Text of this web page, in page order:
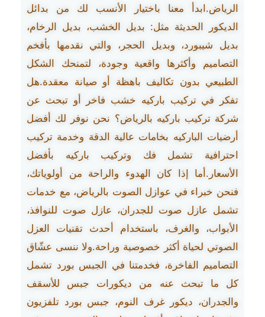
الرياض.ابدأ معنا باختيار الأنسب لك من بدائل
الديكور الحديثة مثل: بديل الخشب، بديل الرخام،
بديل شيبورد، وبديل الحجر، والتي نقدمها بأفخم
التصاميم وأكثرها واقعية وجودة، لتمنحك الشكل
الطبيعي بدون تكاليف باهظة أو صيانة معقدة.هل
تفكر في تركيب باركيه خشب فاخر أو تبحث عن
شركة تركيب باركيه بالرياض؟ نحن نوفر لك أفضل
أرضيات الباركيه بخامات عالية الدقة وخدمة تركيب
احترافية تشمل فك وتركيب باركيه بأفضل
الأسعار.أما إذا كان الهدوء والراحة من أولوياتك،
فنحن خبراء في عوازل الصوت بالرياض، مع خدمات
تشمل عازل صوت للجدران، عازل صوت للنوافذ،
الأبواب، والغرف، باستخدام أحدث تقنيات العزل
الصوتي لحياة أكثر خصوصية وراحة.ولا ننسى عشّاق
التصاميم الفاخرة، فخدمتنا في الجبس بورد تشمل
كل ما تبحث عنه من ديكورات جبس للأسقف
والجدران، ديكور غرف النوم، جبس بورد تلفزيون